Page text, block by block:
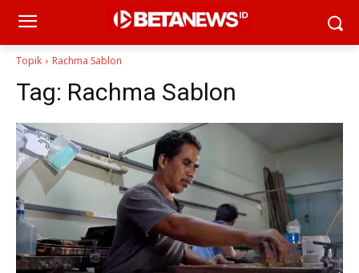
Topik Rachma Sablon
Tag: Rachma Sablon